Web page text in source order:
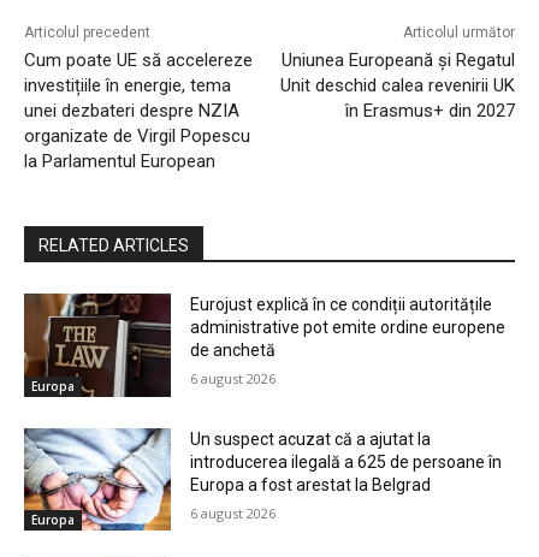
Articolul precedent
Cum poate UE să accelereze
investițiile în energie, tema
unei dezbateri despre NZIA
organizate de Virgil Popescu
la Parlamentul European
Articolul următor
Uniunea Europeană și Regatul
Unit deschid calea revenirii UK
în Erasmus+ din 2027
RELATED ARTICLES
Europa
Eurojust explică în ce condiții autoritățile
administrative pot emite ordine europene
de anchetă
6 august 2026
Europa
Un suspect acuzat că a ajutat la
introducerea ilegală a 625 de persoane în
Europa a fost arestat la Belgrad
6 august 2026